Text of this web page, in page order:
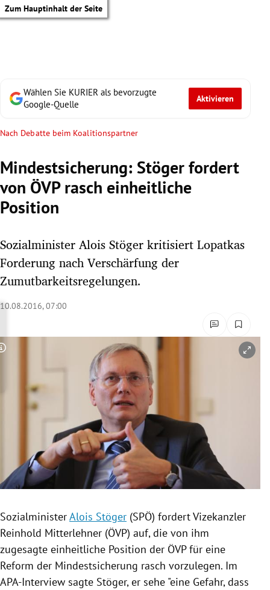
Zum Hauptinhalt der Seite
Untermenü
Untermenü
Untermenü
Untermenü
Untermenü
Untermenü
Untermenü
Untermenü
Wählen Sie KURIER als bevorzugte
Google-Quelle
Aktivieren
Nach Debatte beim Koalitionspartner
Mindestsicherung: Stöger fordert
von ÖVP rasch einheitliche
Position
Sozialminister Alois Stöger kritisiert Lopatkas
Forderung nach Verschärfung der
Zumutbarkeitsregelungen.
10.08.2016, 07:00
Copyright-Hinweis öffnen/schließen
SozialministerAlois Stöger (SPÖ) fordert Vizekanzler
Reinhold Mitterlehner (ÖVP) auf, die von ihm
zugesagte einheitliche Position der ÖVPfür eine
Reform der Mindestsicherung rasch vorzulegen. Im
APA-Interview sagte Stöger, er sehe "eine Gefahr, dass